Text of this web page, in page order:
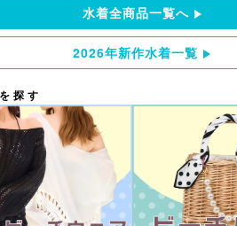
水着全商品一覧へ
2026年新作水着一覧
探す